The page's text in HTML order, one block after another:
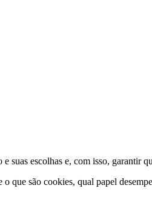
suas escolhas e, com isso, garantir
que são cookies, qual papel